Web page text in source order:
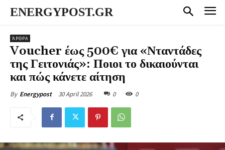
ENERGYPOST.GR
ΆΡΘΡΑ
Voucher έως 500€ για «Νταντάδες
της Γειτονιάς»: Ποιοι το δικαιούνται
και πώς κάνετε αίτηση
By Energypost 30 April 2026 0 0